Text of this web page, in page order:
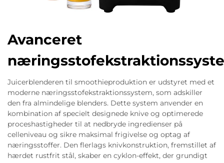
Avanceret
Juicerblenderen til smoothieproduktion er udstyret med et
moderne næringsstofekstraktionssystem, som adskiller
den fra almindelige blenders. Dette system anvender en
kombination af specielt designede knive og optimerede
proceshastigheder til at nedbryde ingredienser på
celleniveau og sikre maksimal frigivelse og optag af
næringsstoffer. Den flerlags knivkonstruktion, fremstillet af
hærdet rustfrit stål, skaber en cyklon-effekt, der grundigt